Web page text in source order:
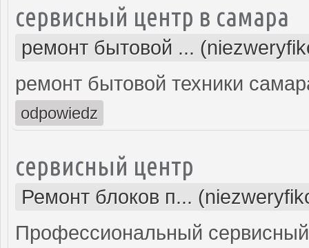
сервисный центр в самара
ремонт бытовой ...
ремонт бытовой техники
odpowiedz
сервисный центр
Ремонт блоков п...
Профессиональный